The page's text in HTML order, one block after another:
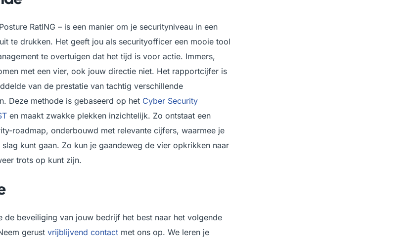
RatING – is een manier om je securityniveau in een
te drukken. Het geeft jou als securityofficer een mooie tool
te overtuigen dat het tijd is voor actie. Immers,
met een vier, ook jouw directie niet. Het rapportcijfer is
van de prestatie van tachtig verschillende
Deze methode is gebaseerd op het Cyber Security
en maakt zwakke plekken inzichtelijk. Zo ontstaat een
roadmap, onderbouwd met relevante cijfers, waarmee je
slag kunt gaan. Zo kun je gaandeweg de vier opkrikken naar
trots op kunt zijn.
de beveiliging van jouw bedrijf het best naar het volgende
gerust vrijblijvend contact met ons op. We leren je